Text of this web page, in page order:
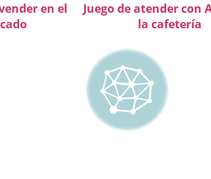
en el
Juego de atender con
la cafetería